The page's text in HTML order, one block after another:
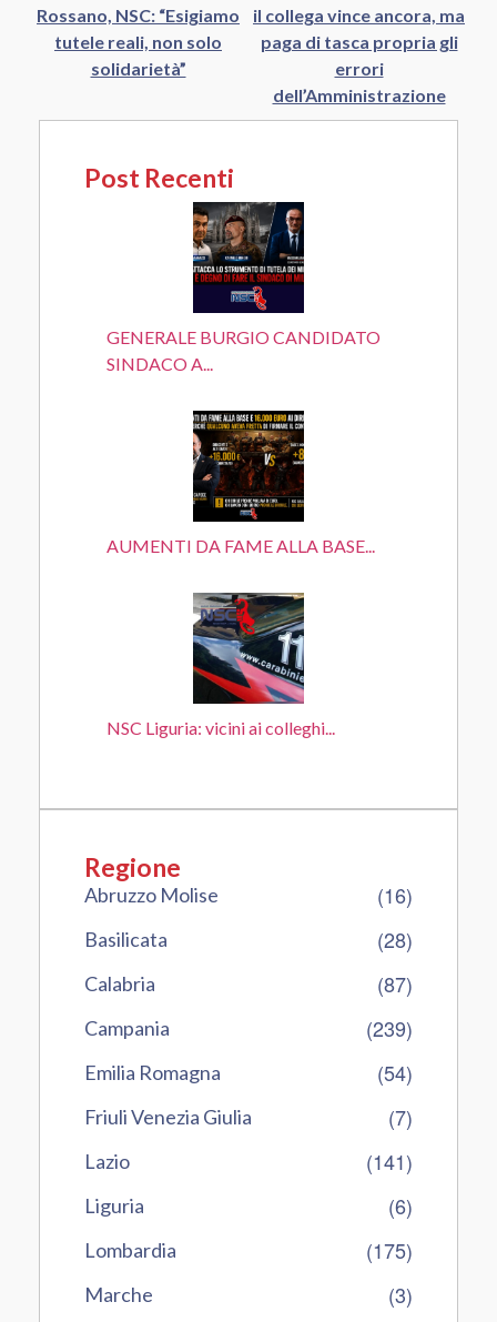
Rossano, NSC: “Esigiamo
tutele reali, non solo
solidarietà”
il collega vince ancora, ma
paga di tasca propria gli
errori
dell’Amministrazione
Post Recenti
GENERALE BURGIO CANDIDATO
SINDACO A...
AUMENTI DA FAME ALLA BASE...
NSC Liguria: vicini ai colleghi...
Regione
Abruzzo Molise (16)
Basilicata (28)
Calabria (87)
Campania (239)
Emilia Romagna (54)
Friuli Venezia Giulia (7)
Lazio (141)
Liguria (6)
Lombardia (175)
Marche (3)